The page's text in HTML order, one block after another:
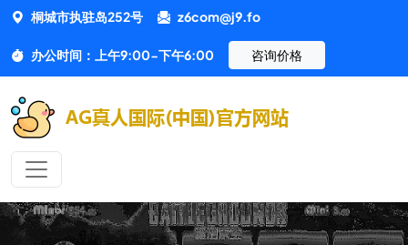
桐城市执驻岛252号 z6com@j9.fo
办公时间：上午9:00-下午6:00 咨询价格